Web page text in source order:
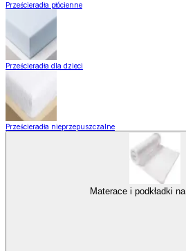
Prześcieradła płócienne
Prześcieradła dla dzieci
Prześcieradła nieprzepuszczalne
Materace i podkładki